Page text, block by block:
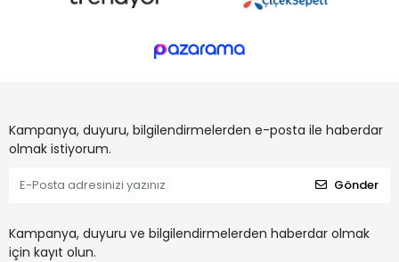
Kampanya, duyuru, bilgilendirmelerden e-posta ile haberdar
olmak istiyorum.
Gönder
Kampanya, duyuru ve bilgilendirmelerden haberdar olmak
için kayıt olun.